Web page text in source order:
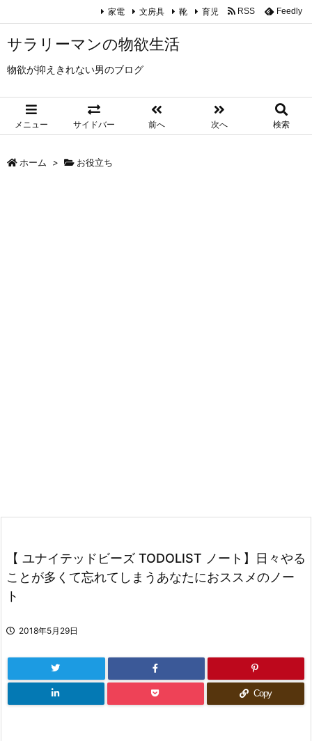
サラリーマンの物欲生活
物欲が抑えきれない男のブログ
メニュー サイドバー 前へ 次へ 検索
家電 文房具 靴 育児 RSS Feedly
ホーム > お役立ち
【 ユナイテッドビーズ TODOLIST ノート】日々やる
ことが多くて忘れてしまうあなたにおススメのノー
ト
2018年5月29日
Copy